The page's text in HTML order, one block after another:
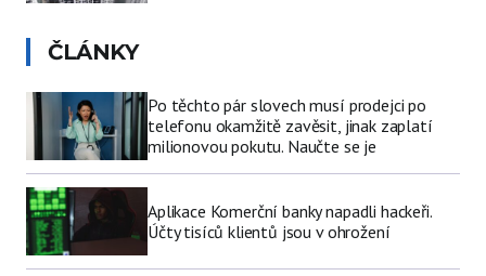
ČLÁNKY
Po těchto pár slovech musí prodejci po
telefonu okamžitě zavěsit, jinak zaplatí
milionovou pokutu. Naučte se je
Aplikace Komerční banky napadli hackeři.
Účty tisíců klientů jsou v ohrožení